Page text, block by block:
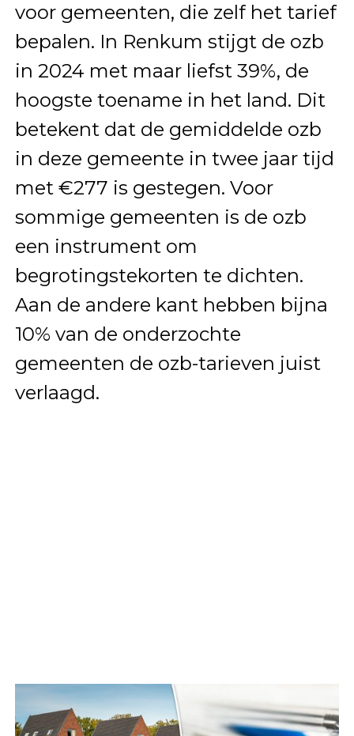
voor gemeenten, die zelf het tarief
bepalen. In Renkum stijgt de ozb
in 2024 met maar liefst 39%, de
hoogste toename in het land. Dit
betekent dat de gemiddelde ozb
in deze gemeente in twee jaar tijd
met €277 is gestegen. Voor
sommige gemeenten is de ozb
een instrument om
begrotingstekorten te dichten.
Aan de andere kant hebben bijna
10% van de onderzochte
gemeenten de ozb-tarieven juist
verlaagd.